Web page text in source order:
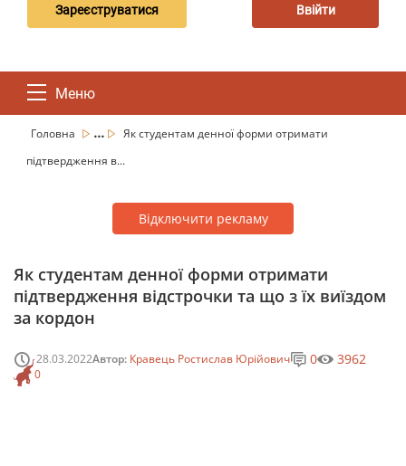
Зареєструватися Ввійти
Меню
Головна ...
Як студентам денної форми отримати
підтвердження в...
Відключити рекламу
Як студентам денної форми отримати
підтвердження відстрочки та що з їх виїздом
за кордон
28.03.2022Автор: Кравець Ростислав Юрійович
0
0 3962